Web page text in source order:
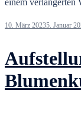
einem
10. März 20235. Januar